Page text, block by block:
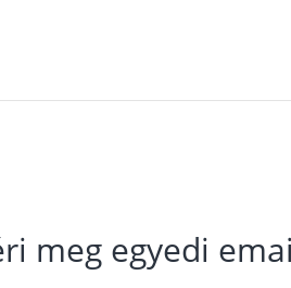
meg egyedi